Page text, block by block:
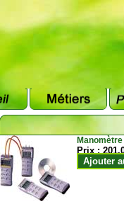
Prix :
Ajouter